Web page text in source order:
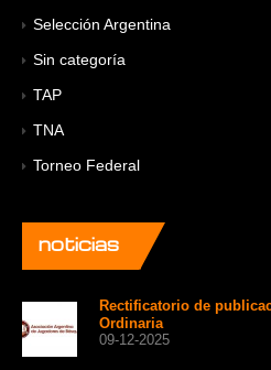
Selección Argentina
Sin categoría
TAP
TNA
Torneo Federal
noticias
Rectificatorio de
Ordinaria
09-12-2025